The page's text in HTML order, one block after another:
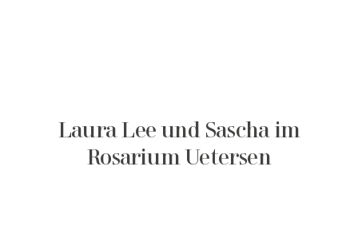
Laura Lee und Sascha im
Rosarium Uetersen